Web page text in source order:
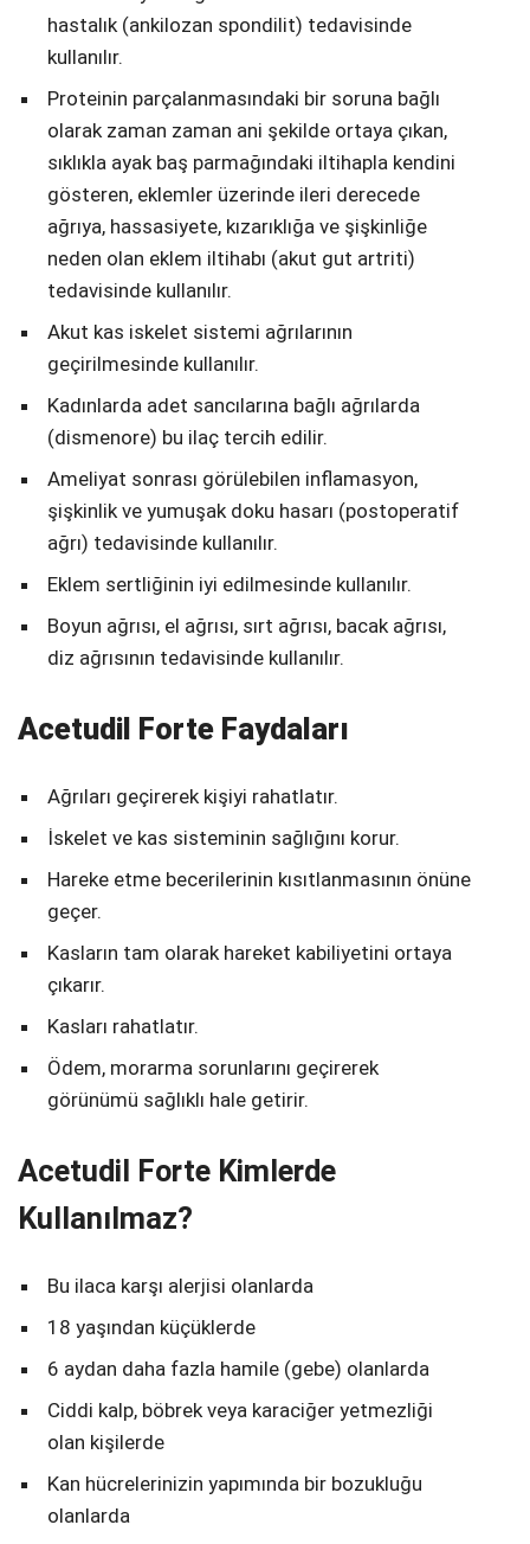
hastalık (ankilozan spondilit) tedavisinde
kullanılır.
Proteinin parçalanmasındaki bir soruna bağlı
olarak zaman zaman ani şekilde ortaya çıkan,
sıklıkla ayak baş parmağındaki iltihapla kendini
gösteren, eklemler üzerinde ileri derecede
ağrıya, hassasiyete, kızarıklığa ve şişkinliğe
neden olan eklem iltihabı (akut gut artriti)
tedavisinde kullanılır.
Akut kas iskelet sistemi ağrılarının
geçirilmesinde kullanılır.
Kadınlarda adet sancılarına bağlı ağrılarda
(dismenore) bu ilaç tercih edilir.
Ameliyat sonrası görülebilen inflamasyon,
şişkinlik ve yumuşak doku hasarı (postoperatif
ağrı) tedavisinde kullanılır.
Eklem sertliğinin iyi edilmesinde kullanılır.
Boyun ağrısı, el ağrısı, sırt ağrısı, bacak ağrısı,
diz ağrısının tedavisinde kullanılır.
Acetudil Forte Faydaları
Ağrıları geçirerek kişiyi rahatlatır.
İskelet ve kas sisteminin sağlığını korur.
Hareke etme becerilerinin kısıtlanmasının önüne
geçer.
Kasların tam olarak hareket kabiliyetini ortaya
çıkarır.
Kasları rahatlatır.
Ödem, morarma sorunlarını geçirerek
görünümü sağlıklı hale getirir.
Acetudil Forte Kimlerde
Kullanılmaz?
Bu ilaca karşı alerjisi olanlarda
18 yaşından küçüklerde
6 aydan daha fazla hamile (gebe) olanlarda
Ciddi kalp, böbrek veya karaciğer yetmezliği
olan kişilerde
Kan hücrelerinizin yapımında bir bozukluğu
olanlarda